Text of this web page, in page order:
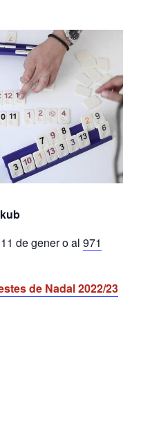
de gener o al971
de Nadal 2022/23